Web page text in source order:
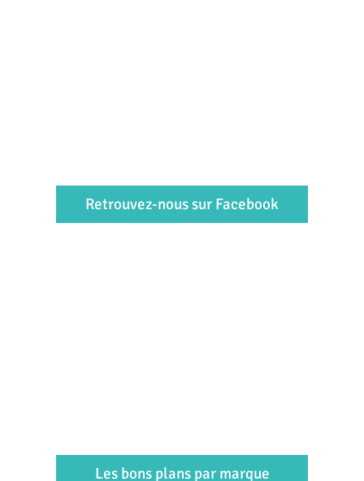
Retrouvez-nous sur Facebook
Les bons plans par marque